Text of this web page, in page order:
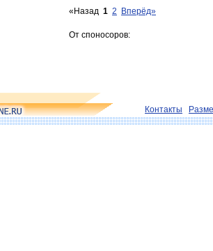
«Назад 1 2 Вперёд»
От споносоров:
Контакты